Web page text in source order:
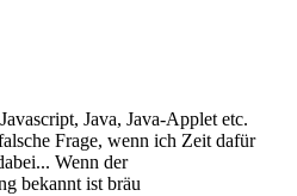
Java, Java-Applet etc.
Frage, wenn ich Zeit dafür
Wenn der
bekannt ist bräu